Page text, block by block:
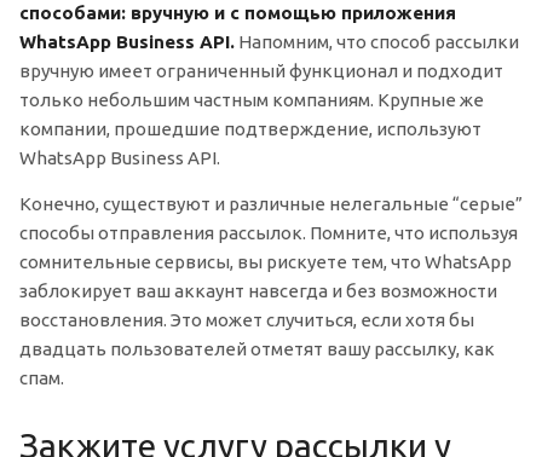
способами: вручную и с помощью приложения
WhatsApp Business API. Напомним, что способ рассылки
вручную имеет ограниченный функционал и подходит
только небольшим частным компаниям. Крупные же
компании, прошедшие подтверждение, используют
WhatsApp Business API.
Конечно, существуют и различные нелегальные “серые”
способы отправления рассылок. Помните, что используя
сомнительные сервисы, вы рискуете тем, что WhatsApp
заблокирует ваш аккаунт навсегда и без возможности
восстановления. Это может случиться, если хотя бы
двадцать пользователей отметят вашу рассылку, как
спам.
Закжите услугу рассылки у